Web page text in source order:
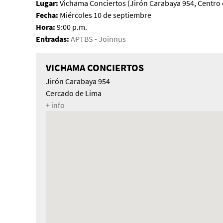
Lugar: Vichama Conciertos (Jirón Carabaya 954, Centro
Fecha: Miércoles 10 de septiembre
Hora: 9:00 p.m.
Entradas: APTBS - Joinnus
VICHAMA CONCIERTOS
Jirón Carabaya 954
Cercado de Lima
+ info